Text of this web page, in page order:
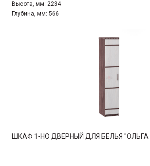
Высота, мм: 2234
Глубина, мм: 566
ШКАФ 1-НО ДВЕРНЫЙ ДЛЯ БЕЛЬЯ "ОЛЬГА